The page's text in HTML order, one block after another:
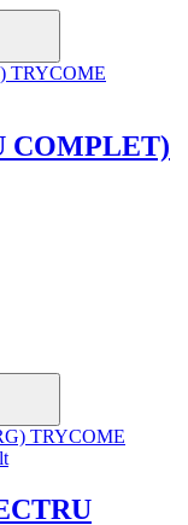
COMPLET)